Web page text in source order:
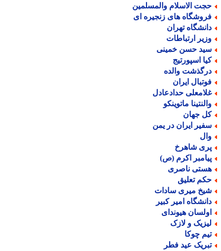
الاسلام والمسلمین
های زنجیره ای
تهران
ارتباطات
حسن خمینی
اسپورتیج
والده
ایران
حدادعادل
ماتوینکو
جهان
ایران در یمن
شاهرخ
اکرم (ص)
ناصری
تعلیق
میری سادات
امیر کبیر
هیوندای
و لازک
چوکا
عید فطر